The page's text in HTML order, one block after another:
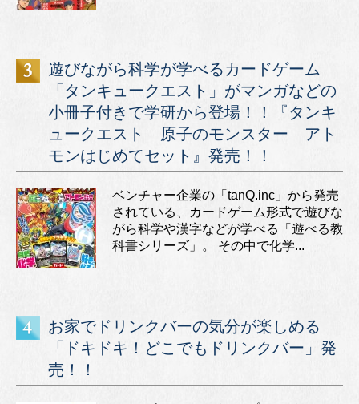
遊びながら科学が学べるカードゲーム
「タンキュークエスト」がマンガなどの
小冊子付きで学研から登場！！『タンキ
ュークエスト 原子のモンスター アト
モンはじめてセット』発売！！
ベンチャー企業の「tanQ.inc」から発売
されている、カードゲーム形式で遊びな
がら科学や漢字などが学べる「遊べる教
科書シリーズ」。 その中で化学...
お家でドリンクバーの気分が楽しめる
「ドキドキ！どこでもドリンクバー」発
売！！